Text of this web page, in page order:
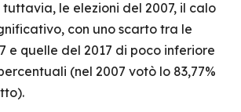
le elezioni del 2007, il calo
con uno scarto tra le
e quelle del 2017 di poco inferiore
(nel 2007 votò lo 83,77%